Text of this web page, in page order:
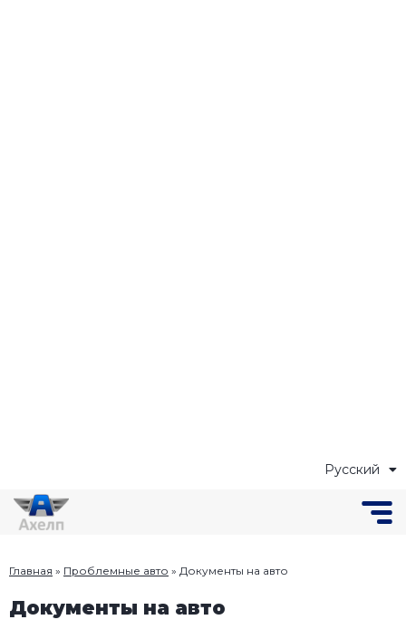
Русский
Українська
Главная » Проблемные авто » Документы на авто
Документы на авто